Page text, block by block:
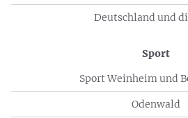
Deutschland und
Sport
Sport Weinheim und
Odenwald